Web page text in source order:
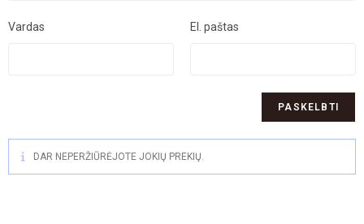
Vardas El. paštas
DAR NEPERŽIŪRĖJOTE JOKIŲ PREKIŲ.